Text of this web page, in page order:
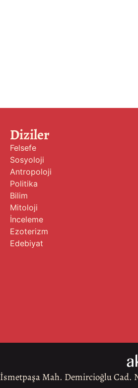
Diziler
Felsefe
Sosyoloji
Antropoloji
Politika
Bilim
Mitoloji
İnceleme
Ezoterizm
Edebiyat
İsmetpaşa Mah. Demircioğlu Cad.